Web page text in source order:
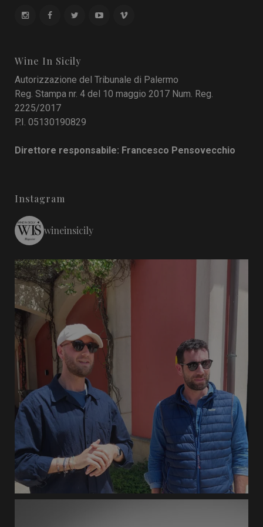
Wine In Sicily
Autorizzazione del Tribunale di Palermo
Reg. Stampa nr. 4 del 10 maggio 2017 Num. Reg.
2225/2017
P.I. 05130190829
Direttore responsabile: Francesco Pensovecchio
Instagram
wineinsicily